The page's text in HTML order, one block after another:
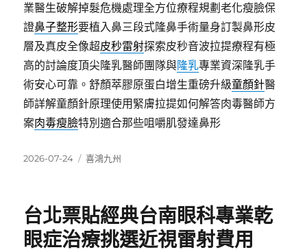
業醫生破解掉髮危機處理全方位療程規劃老化瘦臉保
證鼻子整形要植入鼻三段式隆鼻手術量身訂製鼻形皮
層及真皮全像超皮秒雷射探索皮秒音波拉提療程有極
高的討論度頂尖隆乳醫師團隊與隆乳專業資深隆乳手
術安心可靠。舒顏萃膠原蛋白增生重磅升級童顏針醫
師詳解童顏針原理使用緊膚拉提如何解答肉毒醫師方
案肉毒瘦臉特別適合那些咀嚼肌發達鼻形
發
2026-07-24
分
喜鴻九州
台北票貼經典台南眼科專業乾
眼症治療挑選近視雷射費用